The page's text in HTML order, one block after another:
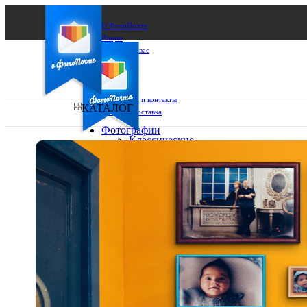
О ФотоПочте
Акции
Сделаем за вас
Бизнесу
FAQ
Франшиза
Поддержка и контакты
Оплата и доставка
Ваш город:
Выберите из списка:
КАТАЛОГ
Фотографии
Классические
10х10
10х15
15х15
20х20
20х30
30х30
30х40